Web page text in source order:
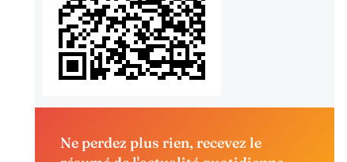
Ne perdez plus rien, recevez le